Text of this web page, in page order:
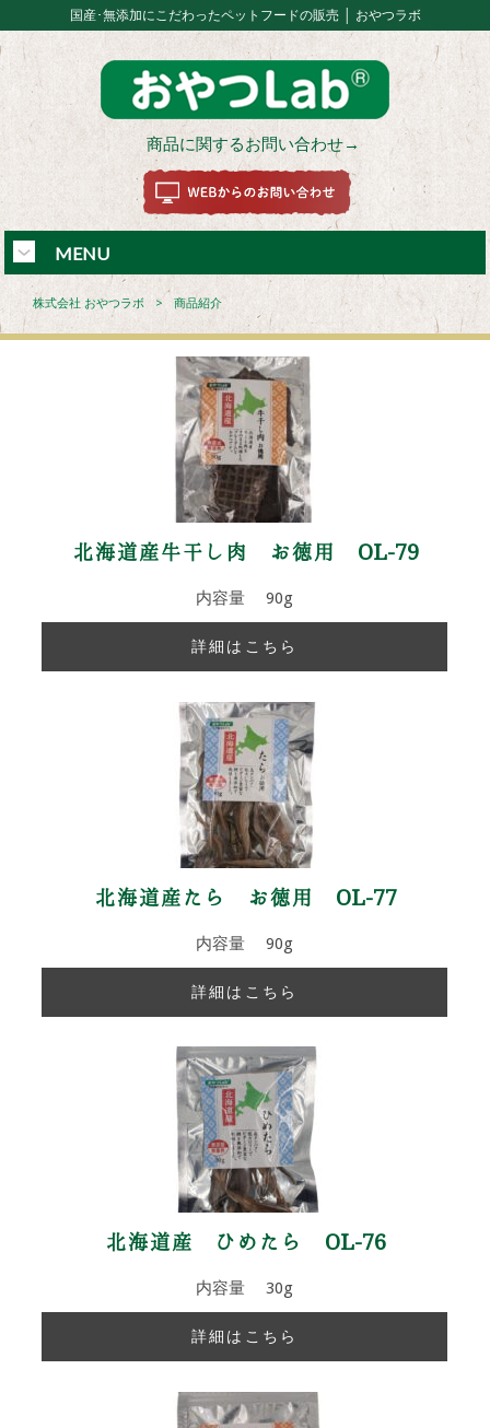
国産･無添加にこだわったペットフードの販売 │ おやつラボ
商品に関するお問い合わせ→
MENU
株式会社 おやつラボ > 商品紹介
北海道産牛干し肉 お徳用 OL-79
内容量 90g
詳細はこちら
北海道産たら お徳用 OL-77
内容量 90g
詳細はこちら
北海道産 ひめたら OL-76
内容量 30g
詳細はこちら